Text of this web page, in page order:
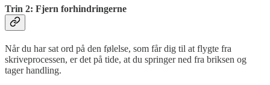
Trin 2: Fjern forhindringerne
Når du har sat ord på den følelse, som får dig til at flygte fra
skriveprocessen, er det på tide, at du springer ned fra briksen og
tager handling.